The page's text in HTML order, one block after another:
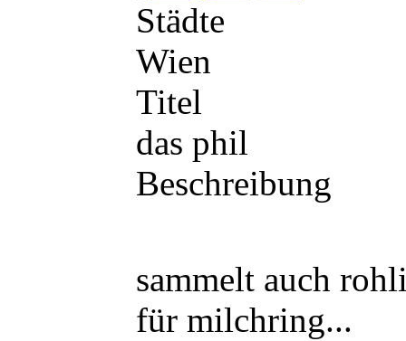
Städte
Wien
Titel
das phil
Beschreibung
sammelt auch
für milchring...